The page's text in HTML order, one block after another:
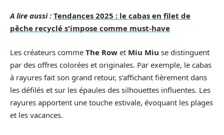
A lire aussi : Tendances 2025 : le cabas en filet de
pêche recyclé s'impose comme must-have
Les créateurs comme The Row et Miu Miu se distinguent
par des offres colorées et originales. Par exemple, le cabas
à rayures fait son grand retour, s’affichant fièrement dans
les défilés et sur les épaules des silhouettes influentes. Les
rayures apportent une touche estivale, évoquant les plages
et les vacances.